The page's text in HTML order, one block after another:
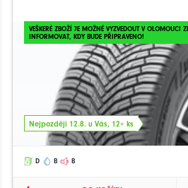
VEŠKERÉ ZBOŽÍ JE MOŽNÉ VYZVEDOUT V OLOMOUCI
INFORMOVAT, KDY BUDE PŘIPRAVENO!
Nejpozději 12.8. u Vás, 12+ ks
D B B